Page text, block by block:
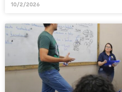
10/2/2026